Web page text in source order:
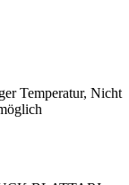
Temperatur, Nicht